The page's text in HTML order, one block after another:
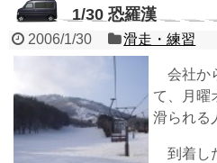
1/30 恐羅漢
2006/1/30 滑走・練習
会社か
て、月曜
滑られる
到着し